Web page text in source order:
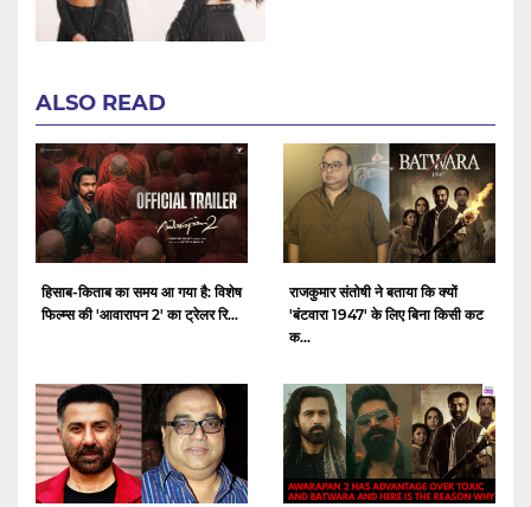
ALSO READ
हिसाब-किताब का समय आ गया है: विशेष
फिल्म्स की 'आवारापन 2' का ट्रेलर रि...
राजकुमार संतोषी ने बताया कि क्यों
'बंटवारा 1947' के लिए बिना किसी कट
क...